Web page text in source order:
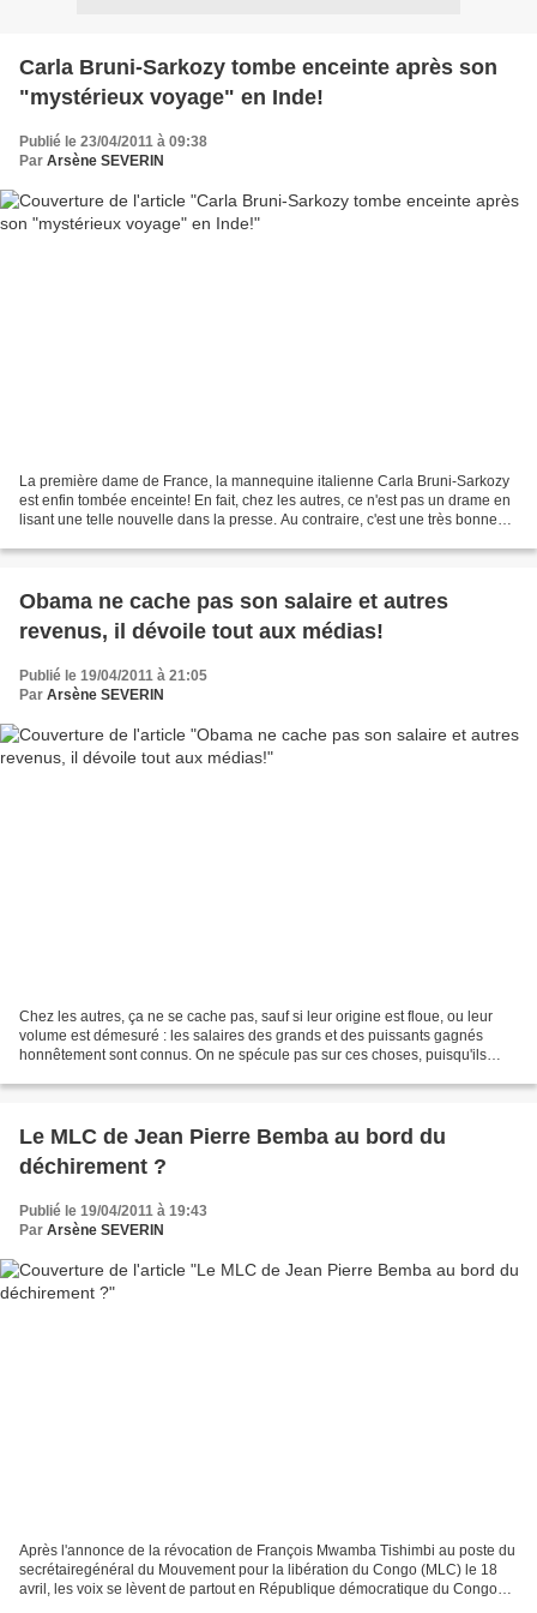
Carla Bruni-Sarkozy tombe enceinte après son
"mystérieux voyage" en Inde!
Publié le 23/04/2011 à 09:38
Par Arsène SEVERIN
La première dame de France, la mannequine italienne Carla Bruni-Sarkozy
est enfin tombée enceinte! En fait, chez les autres, ce n'est pas un drame en
lisant une telle nouvelle dans la presse. Au contraire, c'est une très bonne
Obama ne cache pas son salaire et autres
revenus, il dévoile tout aux médias!
Publié le 19/04/2011 à 21:05
Par Arsène SEVERIN
Chez les autres, ça ne se cache pas, sauf si leur origine est floue, ou leur
volume est démesuré : les salaires des grands et des puissants gagnés
honnêtement sont connus. On ne spécule pas sur ces choses, puisqu'ils
Le MLC de Jean Pierre Bemba au bord du
déchirement ?
Publié le 19/04/2011 à 19:43
Par Arsène SEVERIN
Après l'annonce de la révocation de François Mwamba Tishimbi au poste du
secrétairegénéral du Mouvement pour la libération du Congo (MLC) le 18
avril, les voix se lèvent de partout en République démocratique du Congo